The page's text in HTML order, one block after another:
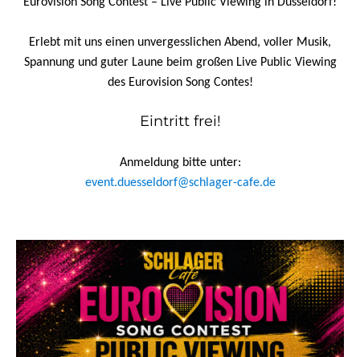
Erlebt mit uns einen unvergesslichen Abend, voller Musik,
Spannung und guter Laune beim großen Live Public Viewing
des Eurovision Song Contes!
Eintritt frei!
Anmeldung bitte unter:
event.duesseldorf@schlager-cafe.de